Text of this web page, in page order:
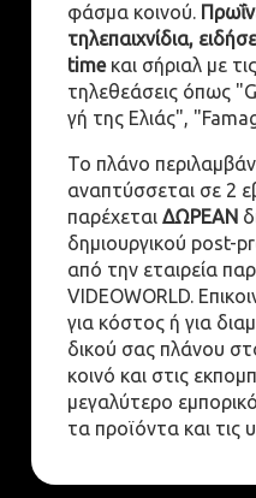
φάσμα κοινού.
τηλεπαιχνίδια,
timeκαι σήριαλ με
τηλεθεάσεις όπως
γή της Ελιάς",
Το πλάνο
αναπτύσσεται σε 2
παρέχεται ΔΩΡΕΑΝ
δημιουργικού post-
από την εταιρεία
VIDEOWORLD.
για κόστος ή για
δικού σας πλάνου
κοινό και στις
μεγαλύτερο
τα προϊόντα και τις